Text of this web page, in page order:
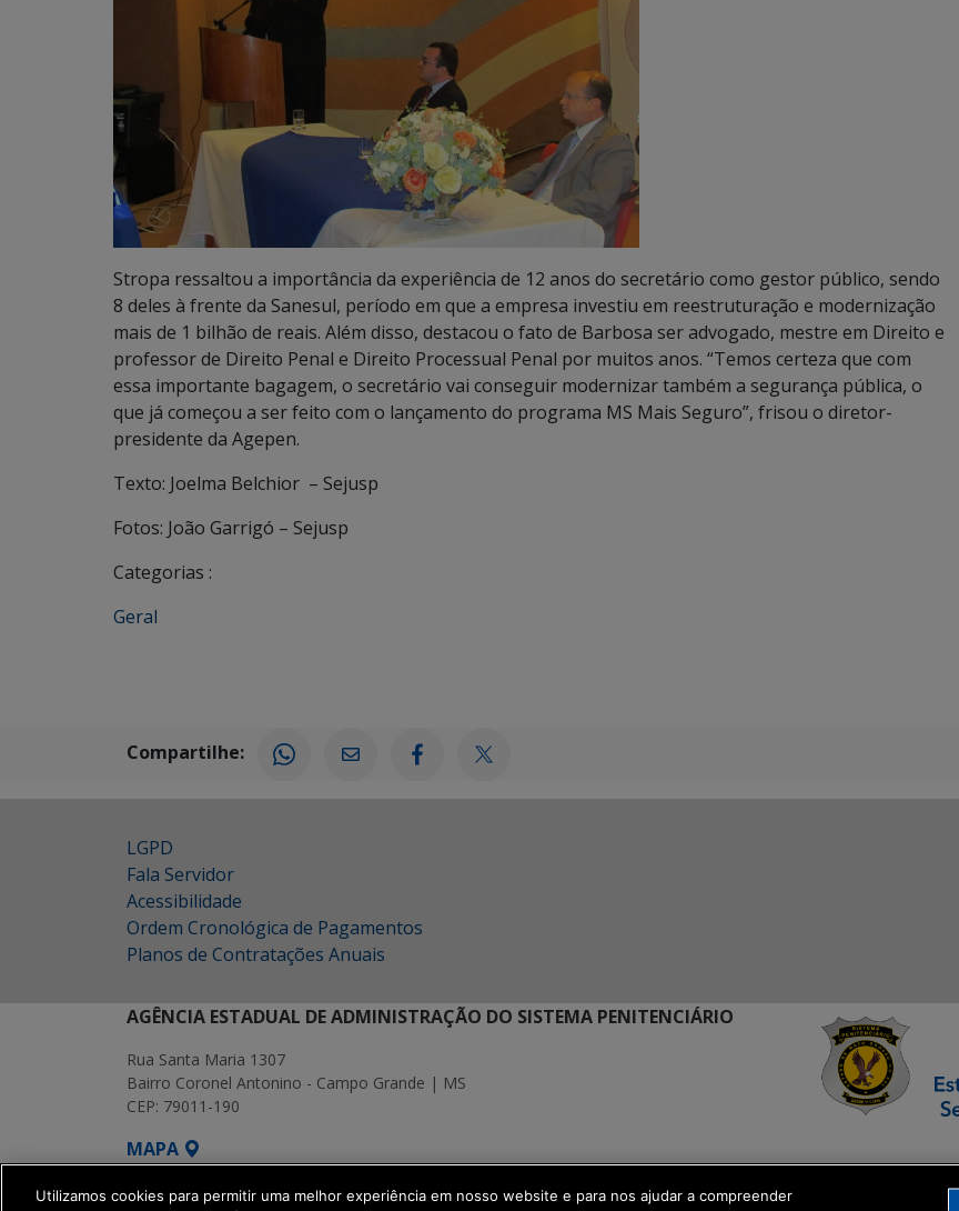
Stropa ressaltou a importância da experiência de 12 anos do secretário como gestor público, sendo
8 deles à frente da Sanesul, período em que a empresa investiu em reestruturação e modernização
mais de 1 bilhão de reais. Além disso, destacou o fato de Barbosa ser advogado, mestre em Direito e
professor de Direito Penal e Direito Processual Penal por muitos anos. “Temos certeza que com
essa importante bagagem, o secretário vai conseguir modernizar também a segurança pública, o
que já começou a ser feito com o lançamento do programa MS Mais Seguro”, frisou o diretor-
presidente da Agepen.
Texto: Joelma Belchior – Sejusp
Fotos: João Garrigó – Sejusp
Categorias :
Geral
Compartilhe:
LGPD
Fala Servidor
Acessibilidade
Ordem Cronológica de Pagamentos
Planos de Contratações Anuais
AGÊNCIA ESTADUAL DE ADMINISTRAÇÃO DO SISTEMA PENITENCIÁRIO
Rua Santa Maria 1307
Bairro Coronel Antonino - Campo Grande | MS
CEP: 79011-190
MAPA
SETDIG | Secretaria-Executiva de Transformação Digital
Utilizamos cookies para permitir uma melhor experiência em nosso website e para nos ajudar a compreender